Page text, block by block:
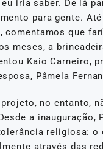
iria saber. De lá
para gente.
comentamos que
meses, a
Kaio Carneiro,
Pâmela
no entanto,
a inauguração,
religiosa: o
através das